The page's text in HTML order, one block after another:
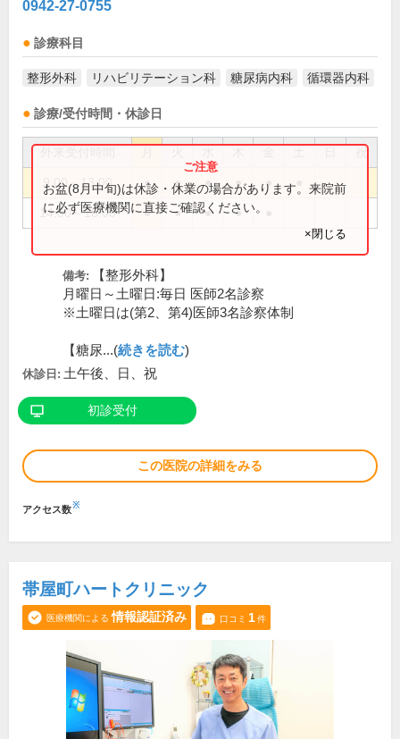
0942-27-0755
診療科目
整形外科 リハビリテーション科 糖尿病内科 循環器内科
診療/受付時間・休診日
祝
9:00～13:00 ● ● ● ● ●
14:30～18:00 ● ● ● ●
お盆(8月中旬)は休診・休業の場合があります。来院前
に必ず医療機関に直接ご確認ください。
×閉じる
備考:
【整形外科】
月曜日～土曜日:毎日 医師2名診察
※土曜日は(第2、第4)医師3名診察体制
【糖尿...(続きを読む)
休診日: 土午後、日、祝
初診受付
この医院の詳細をみる
アクセス数※
帯屋町ハートクリニック
医療機関による 情報認証済み 口コミ 1件